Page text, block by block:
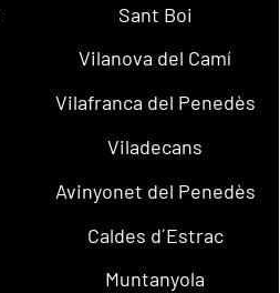
Sant Boi
Vilanova del Camí
Vilafranca del Penedès
Viladecans
Avinyonet del Penedès
Caldes d´Estrac
Muntanyola